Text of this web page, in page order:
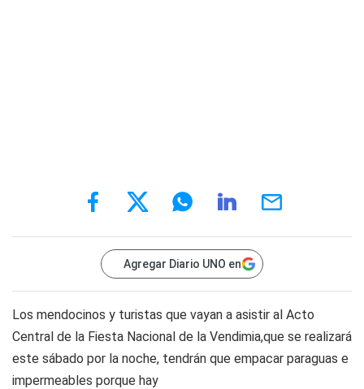
Agregar Diario UNO en
Los mendocinos y turistas que vayan a asistir al Acto
Central de la Fiesta Nacional de la Vendimia,que se realizará
este sábado por la noche, tendrán que empacar paraguas e
impermeables porque hay